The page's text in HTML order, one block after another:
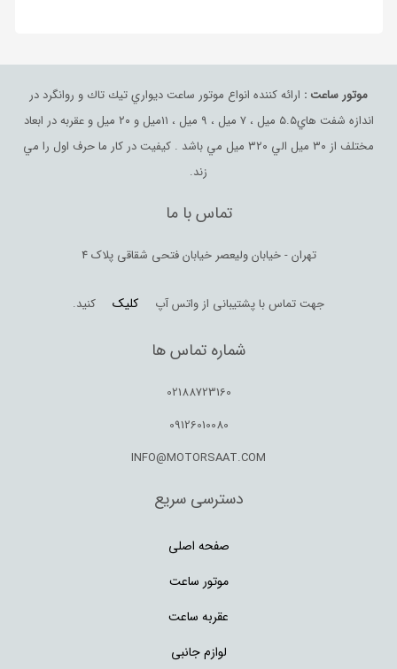
موتور ساعت : ارائه كننده انواع موتور ساعت ديواري تيك تاك و روانگرد در
اندازه شفت هاي٥.٥ ميل ، ٧ ميل ، ٩ ميل ، ١١ميل و ٢٠ ميل و عقربه در ابعاد
مختلف از ٣٠ ميل الي ٣٢٠ ميل مي باشد . كيفيت در كار ما حرف اول را مي
زند.
تماس با ما
تهران - خیابان ولیعصر خیابان فتحی شقاقی پلاک 4
جهت تماس با پشتیبانی از واتس آپ کلیک کنید.
شماره تماس ها
02188723160
09126010080
INFO@MOTORSAAT.COM
دسترسی سریع
صفحه اصلی
موتور ساعت
عقربه ساعت
لوازم جانبی